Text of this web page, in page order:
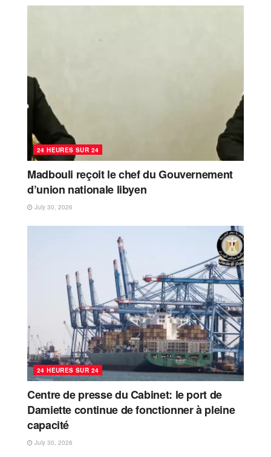
24 HEURES SUR 24
Madbouli reçoit le chef du Gouvernement
d’union nationale libyen
July 30, 2026
24 HEURES SUR 24
Centre de presse du Cabinet: le port de
Damiette continue de fonctionner à pleine
capacité
July 30, 2026